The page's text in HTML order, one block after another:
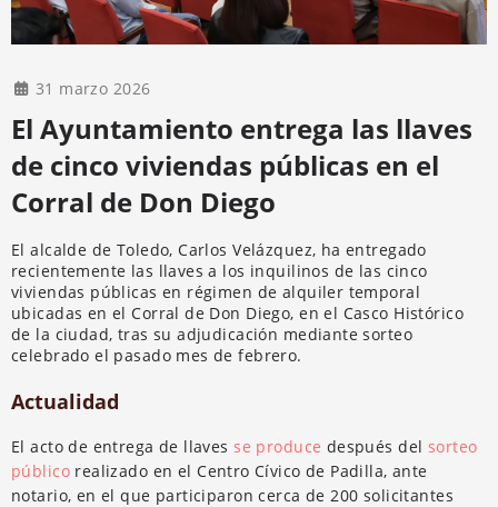
31 marzo 2026
El Ayuntamiento entrega las llaves
de cinco viviendas públicas en el
Corral de Don Diego
El alcalde de Toledo, Carlos Velázquez, ha entregado
recientemente las llaves a los inquilinos de las cinco
viviendas públicas en régimen de alquiler temporal
ubicadas en el Corral de Don Diego, en el Casco Histórico
de la ciudad, tras su adjudicación mediante sorteo
celebrado el pasado mes de febrero.
Actualidad
El acto de entrega de llavesse produce después del sorteo
públicorealizado en el Centro Cívico de Padilla, ante
notario, en el que participaron cerca de 200 solicitantes